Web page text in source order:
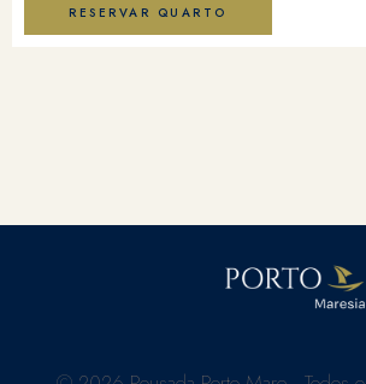
RESERVAR QUARTO